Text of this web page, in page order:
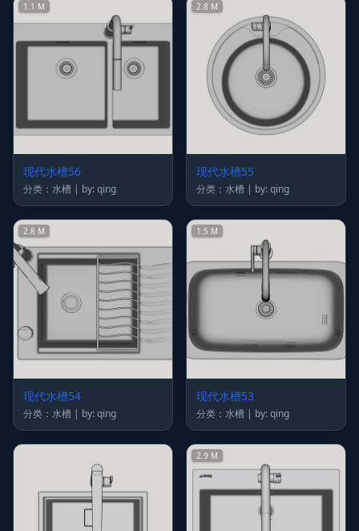
1.1 M
现代水槽56
分类：水槽 | by: qing
2.8 M
现代水槽55
分类：水槽 | by: qing
2.8 M
现代水槽54
分类：水槽 | by: qing
1.5 M
现代水槽53
分类：水槽 | by: qing
2.9 M